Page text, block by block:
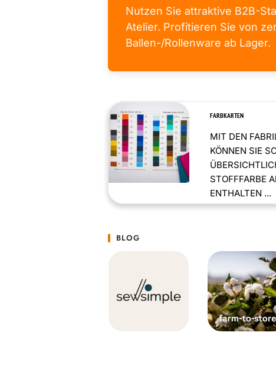
Nutzen Sie attraktive B2B-
Atelier. Profitieren Sie von
Ballen-/Rollenware ab Lager.
FARBKARTEN
MIT DEN
KÖNNEN SIE
STOFFFARBE
ENTHALTEN ...
BLOG